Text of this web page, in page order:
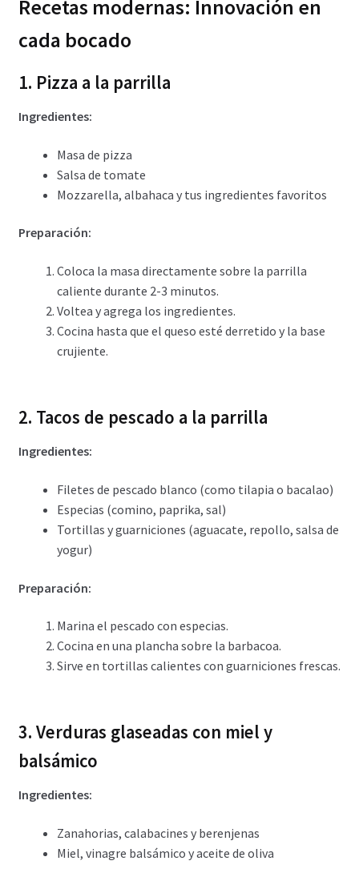
Recetas modernas: Innovación en
cada bocado
1. Pizza a la parrilla
Ingredientes:
Masa de pizza
Salsa de tomate
Mozzarella, albahaca y tus ingredientes favoritos
Preparación:
Coloca la masa directamente sobre la parrilla
caliente durante 2-3 minutos.
Voltea y agrega los ingredientes.
Cocina hasta que el queso esté derretido y la base
crujiente.
2. Tacos de pescado a la parrilla
Ingredientes:
Filetes de pescado blanco (como tilapia o bacalao)
Especias (comino, paprika, sal)
Tortillas y guarniciones (aguacate, repollo, salsa de
yogur)
Preparación:
Marina el pescado con especias.
Cocina en una plancha sobre la barbacoa.
Sirve en tortillas calientes con guarniciones frescas.
3. Verduras glaseadas con miel y
balsámico
Ingredientes:
Zanahorias, calabacines y berenjenas
Miel, vinagre balsámico y aceite de oliva